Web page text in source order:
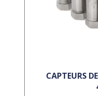
CAPTEURS